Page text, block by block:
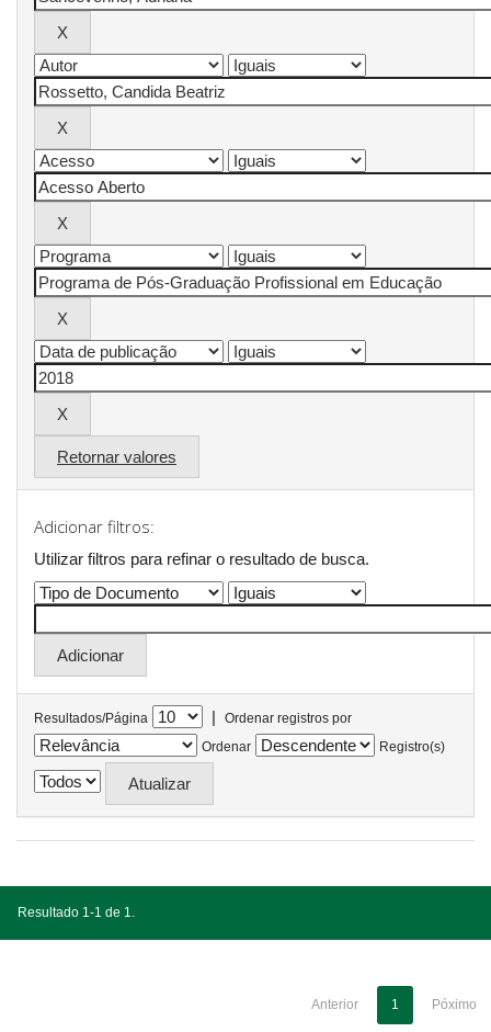
Retornar valores
Adicionar filtros:
Utilizar filtros para refinar o resultado de busca.
Resultados/Página |
Ordenar registros por
Ordenar
Registro(s)
Resultado 1-1 de 1.
Anterior 1 Póximo